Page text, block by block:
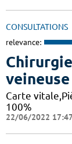
CONSULTATIONS
relevance:
Carte
100%
22/06/2022 17:47